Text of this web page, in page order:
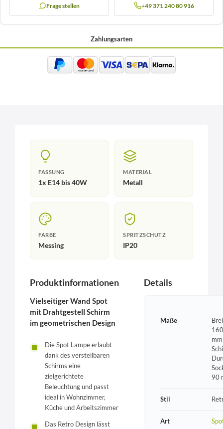
Frage stellen +49 371 240 80 916
Zahlungsarten
FASSUNG
1x E14 bis 40W
MATERIAL
Metall
FARBE
Messing
SPRITZSCHUTZ
IP20
Produktinformationen
Vielseitiger Wand Spot
mit Drahtgestell Schirm
im geometrischen Design
Die Spot Lampe erlaubt
dank des verstellbaren
Schirms eine
zielgerichtete
Beleuchtung und passt
ideal in Wohnzimmer,
Küche und Arbeitszimmer
Das Retro Design lässt
Details
Maße
90
Stil
Art